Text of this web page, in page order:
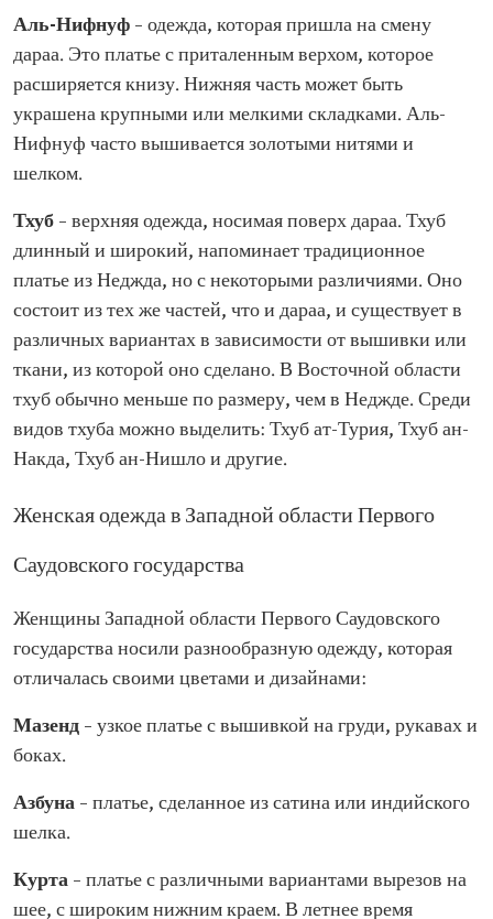
Аль-Нифнуф – одежда, которая пришла на смену
дараа. Это платье с приталенным верхом, которое
расширяется книзу. Нижняя часть может быть
украшена крупными или мелкими складками. Аль-
Нифнуф часто вышивается золотыми нитями и
шелком.
Тхуб – верхняя одежда, носимая поверх дараа. Тхуб
длинный и широкий, напоминает традиционное
платье из Неджда, но с некоторыми различиями. Оно
состоит из тех же частей, что и дараа, и существует в
различных вариантах в зависимости от вышивки или
ткани, из которой оно сделано. В Восточной области
тхуб обычно меньше по размеру, чем в Неджде. Среди
видов тхуба можно выделить: Тхуб ат-Турия, Тхуб ан-
Накда, Тхуб ан-Нишло и другие.
Женская одежда в Западной области Первого
Саудовского государства
Женщины Западной области Первого Саудовского
государства носили разнообразную одежду, которая
отличалась своими цветами и дизайнами:
Мазенд – узкое платье с вышивкой на груди, рукавах и
боках.
Азбуна – платье, сделанное из сатина или индийского
шелка.
Курта – платье с различными вариантами вырезов на
шее, с широким нижним краем. В летнее время